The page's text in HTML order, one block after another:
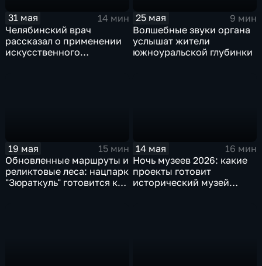
31 мая
14 мин
Челябинский врач
рассказал о применении
искусственного
25 мая
9 мин
Волшебные звуки органа
услышат жители
южноуральской глубинки
19 мая
15 мин
Обновленные маршруты и
реликтовые леса: нацпарк
"Зюраткуль" готовится к
14 мая
16 мин
Ночь музеев 2026: какие
проекты готовит
исторический музей